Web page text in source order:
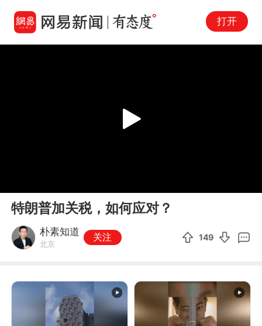
打开
Play
特朗普加关税，如何应对？
朴素知道
北京
关注 149